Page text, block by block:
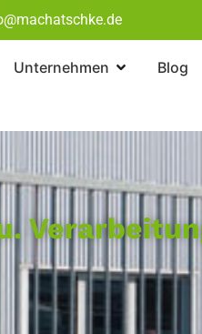
Unternehmen Blog